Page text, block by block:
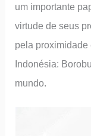
um importante
virtude de seus
pela proximidade
Indonésia:
mundo.